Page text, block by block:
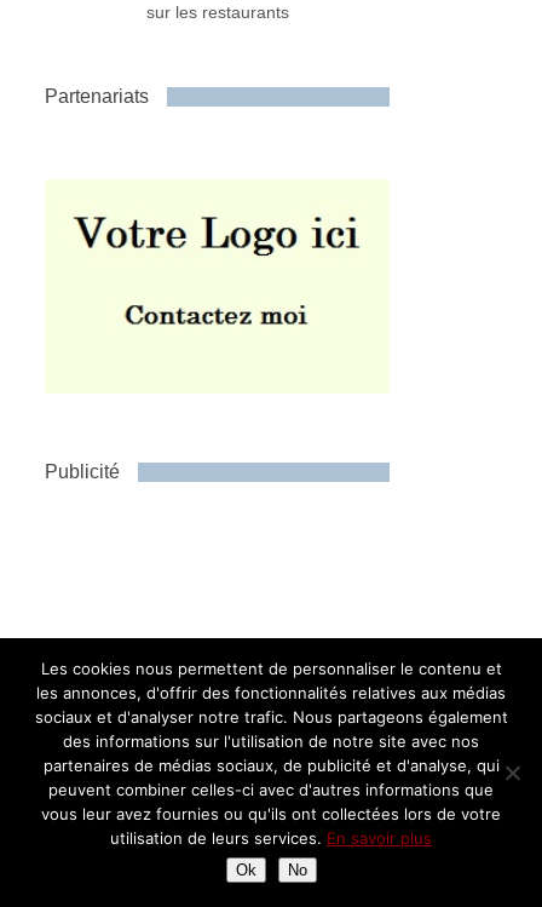
sur les restaurants
Partenariats
Publicité
Instagram
Assiettes Gourmandes
Les cookies nous permettent de personnaliser le contenu et
les annonces, d'offrir des fonctionnalités relatives aux médias
sociaux et d'analyser notre trafic. Nous partageons également
des informations sur l'utilisation de notre site avec nos
partenaires de médias sociaux, de publicité et d'analyse, qui
peuvent combiner celles-ci avec d'autres informations que
vous leur avez fournies ou qu'ils ont collectées lors de votre
utilisation de leurs services. En savoir plus
Ok No